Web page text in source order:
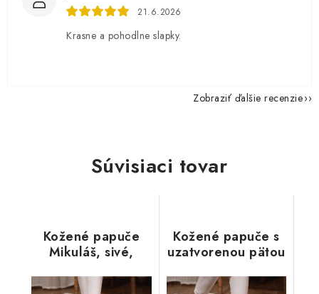
21.6.2026
Krasne a pohodlne slapky.
Zobraziť ďalšie recenzie
Súvisiaci tovar
Kožené papuče
Mikuláš, sivé,
Kožené papuče s
uzatvorenou pätou